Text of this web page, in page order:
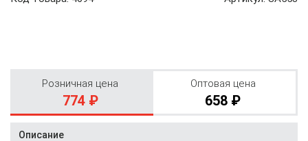
Розничная цена
774 ₽
Оптовая цена
658 ₽
Описание